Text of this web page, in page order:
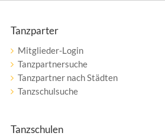
Tanzparter
Mitglieder-Login
Tanzpartnersuche
Tanzpartner nach Städten
Tanzschulsuche
Tanzschulen